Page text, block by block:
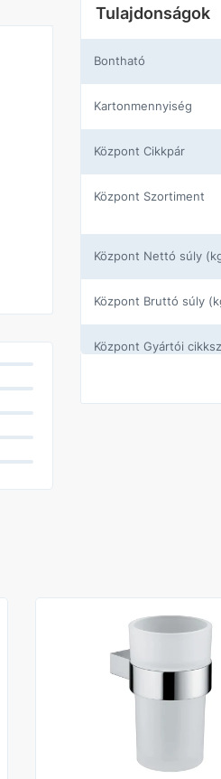
Tulajdonságok
Bontható
Kartonmennyiség
központ Cikkpár
központ Szortiment
központ Nettó súly
központ Bruttó súly
központ Gyártói